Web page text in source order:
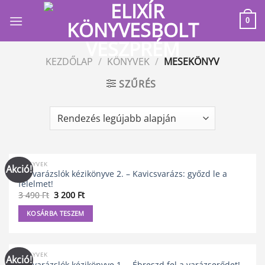
0
KEZDŐLAP / KÖNYVEK / MESEKÖNYV
SZŰRÉS
Akció!KÖNYVEK
Kis varázslók kézikönyve 2. – Kavicsvarázs: győzd le a
félelmet!
3 490Ft Original
price
was:
3
490 Ft.
3 200 FtCurrent
price
200 Ft.
KOSÁRBA TESZEM
Akció!KÖNYVEK